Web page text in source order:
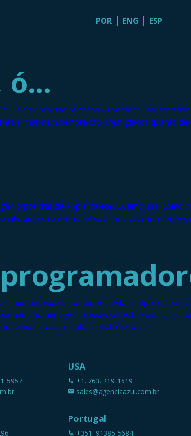
POR ENG ESP
ó…
Dia do Professor a todos os verdadeiros
mas nem sempre tão prestigiados quanto
por trás da Apple, faleceu. A empresa, como
site um vídeo memorial cobrindo toda a carreira
sabe tudo de computador e está sempre
homenagem a esses seres tão especiais,
espertos por saber uns três ou […]
5957
USA
+1. 763. 219-1619
sales@agenciaazul.com.br
Portugal
+351. 91385-5684